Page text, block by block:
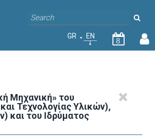
GR EN
8
Μηχανική» του
Τεχνολογίας Υλικών),
και του Ιδρύματος